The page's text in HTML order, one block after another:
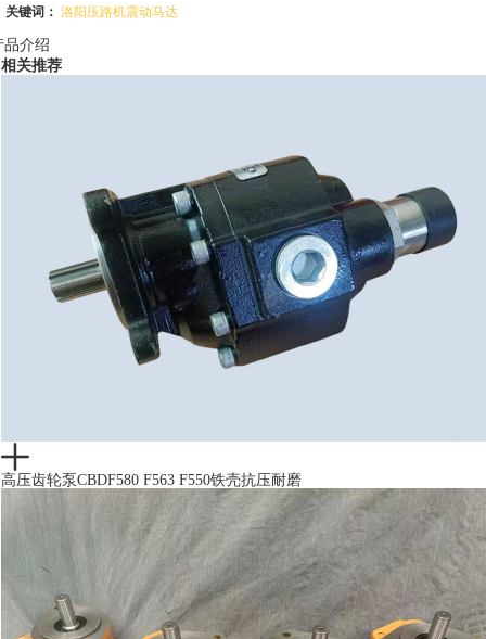
关键词： 洛阳压路机震动马达
品介绍
相关推荐
高压齿轮泵CBDF580 F563 F550铁壳抗压耐磨